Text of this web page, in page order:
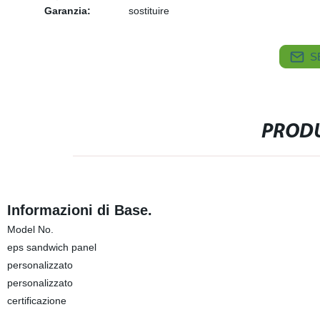
Garanzia:
sostituire
Informazioni di Base.
Model No.
eps sandwich panel
personalizzato
personalizzato
certificazione